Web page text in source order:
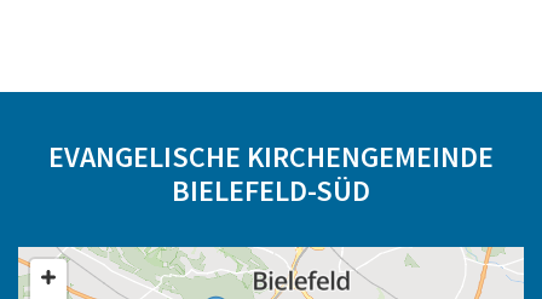
EVANGELISCHE KIRCHENGEMEINDE
BIELEFELD-SÜD